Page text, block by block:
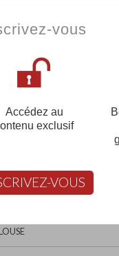
Curie
du Canal
ST AGNE
vous
Accédez au
exclusif
VOUS